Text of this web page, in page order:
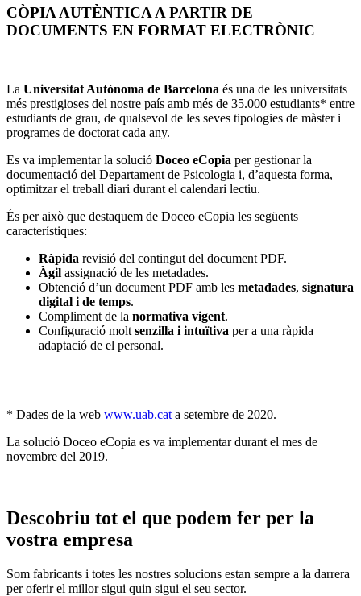
CÒPIA AUTÈNTICA A PARTIR DE
DOCUMENTS EN FORMAT ELECTRÒNIC
La Universitat Autònoma de Barcelona és una de les universitats
més prestigioses del nostre país amb més de 35.000 estudiants* entre
estudiants de grau, de qualsevol de les seves tipologies de màster i
programes de doctorat cada any.
Es va implementar la solució Doceo eCopia per gestionar la
documentació del Departament de Psicologia i, d’aquesta forma,
optimitzar el treball diari durant el calendari lectiu.
És per això que destaquem de Doceo eCopia les següents
característiques:
Ràpida revisió del contingut del document PDF.
Àgil assignació de les metadades.
Obtenció d’un document PDF amb les metadades, signatura
digital i de temps.
Compliment de la normativa vigent.
Configuració molt senzilla i intuïtiva per a una ràpida
adaptació de el personal.
* Dades de la web www.uab.cat a setembre de 2020.
La solució Doceo eCopia es va implementar durant el mes de
novembre del 2019.
Descobriu tot el que podem fer per la
vostra empresa
Som fabricants i totes les nostres solucions estan sempre a la darrera
per oferir el millor sigui quin sigui el seu sector.